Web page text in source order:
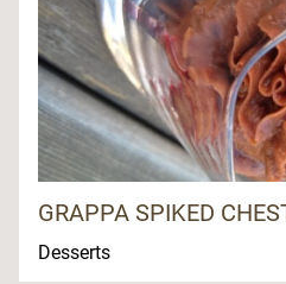
GRAPPA SPIKED
Desserts